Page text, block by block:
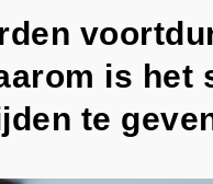
is het
te